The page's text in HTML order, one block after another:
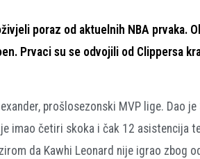
poraz od aktuelnih NBA prvaka.
Prvaci su se odvojili od Clippersa
prošlosezonski MVP lige. Dao
imao četiri skoka i čak 12 asistencija
da Kawhi Leonard nije igrao zbog